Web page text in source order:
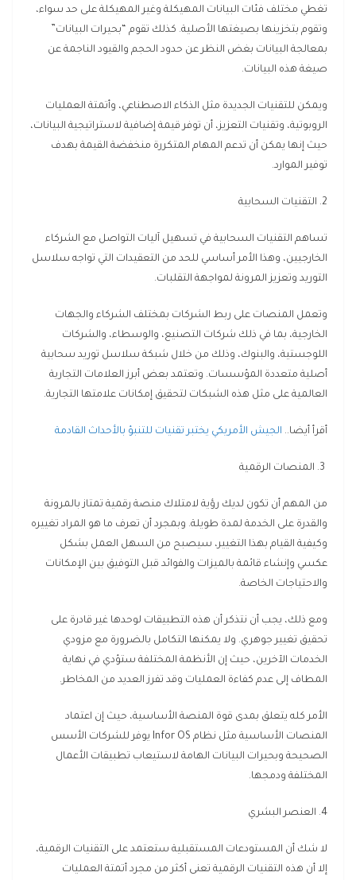
تغطي مختلف فئات البيانات المهيكلة وغير المهيكلة على حد سواء،
وتقوم بتخزينها بصيغتها الأصلية. كذلك تقوم “بحيرات البيانات”
بمعالجة البيانات بغض النظر عن حدود الحجم والقيود الناجمة عن
صيغة هذه البيانات.
ويمكن للتقنيات الجديدة مثل الذكاء الاصطناعي، وأتمتة العمليات
الروبوتية، وتقنيات التعزيز، أن توفر قيمة إضافية لاستراتيجية البيانات،
حيث إنها يمكن أن تدعم المهام المتكررة منخفضة القيمة بهدف
توفير الموارد.
2. التقنيات السحابية
تساهم التقنيات السحابية في تسهيل آليات التواصل مع الشركاء
الخارجيين، وهذا الأمر أساسي للحد من التعقيدات التي تواجه سلاسل
التوريد وتعزيز المرونة لمواجهة التقلبات.
وتعمل المنصات على ربط الشركات بمختلف الشركاء والجهات
الخارجية، بما في ذلك شركات التصنيع، والوسطاء، والشركات
اللوجستية، والبنوك، وذلك من خلال شبكة سلاسل توريد سحابية
أصلية متعددة المؤسسات. وتعتمد بعض أبرز العلامات التجارية
العالمية على مثل هذه الشبكات لتحقيق إمكانات علامتها التجارية.
أقرأ أيضا.. الجيش الأمريكي يختبر تقنيات للتنبؤ بالأحداث القادمة
3. المنصات الرقمية
من المهم أن تكون لديك رؤية لامتلاك منصة رقمية تمتاز بالمرونة
والقدرة على الخدمة لمدة طويلة. وبمجرد أن تعرف ما هو المراد تغييره
وكيفية القيام بهذا التغيير، سيصبح من السهل العمل بشكل
عكسي وإنشاء قائمة بالميزات والفوائد قبل التوفيق بين الإمكانات
والاحتياجات الخاصة.
ومع ذلك، يجب أن نتذكر أن هذه التطبيقات لوحدها غير قادرة على
تحقيق تغيير جوهري. ولا يمكنها التكامل بالضرورة مع مزودي
الخدمات الآخرين، حيث إن الأنظمة المختلفة ستؤدي في نهاية
المطاف إلى عدم كفاءة العمليات وقد تفرز العديد من المخاطر.
الأمر كله يتعلق بمدى قوة المنصة الأساسية، حيث إن اعتماد
المنصات الأساسية مثل نظام Infor OS يوفر للشركات الأسس
الصحيحة وبحيرات البيانات الهامة لاستيعاب تطبيقات الأعمال
المختلفة ودمجها.
4. العنصر البشري
لا شك أن المستودعات المستقبلية ستعتمد على التقنيات الرقمية،
إلا أن هذه التقنيات الرقمية تعنى أكثر من مجرد أتمتة العمليات